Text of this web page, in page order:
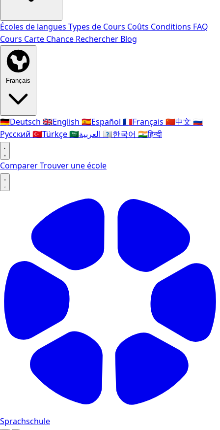
Écoles de langues Types de Cours Coûts Conditions FAQ
Cours Carte Chance Rechercher Blog
Français
🇩🇪Deutsch 🇬🇧English 🇪🇸Español 🇫🇷Français 🇨🇳中文 🇷🇺
Русский 🇹🇷Türkçe🇸🇦 🇰🇷한국어 🇮🇳हिन्दी
ComparerTrouver une école
Sprachschule